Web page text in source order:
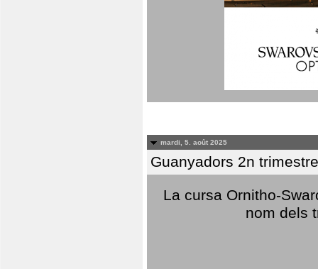
mardi, 5. août 2025
Guanyadors 2n
La cursa Ornitho-
nom dels